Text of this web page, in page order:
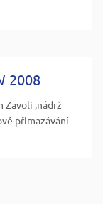
2008
Zavoli ,nádrž
přimazávání